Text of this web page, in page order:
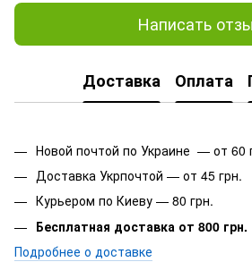
Написать
Доставка Оплата
Новой почтой по Украине — от 60
Доставка Укрпочтой — от 45 грн.
Курьером по Киеву — 80 грн.
Бесплатная доставка от 800 грн.
Подробнее о доставке